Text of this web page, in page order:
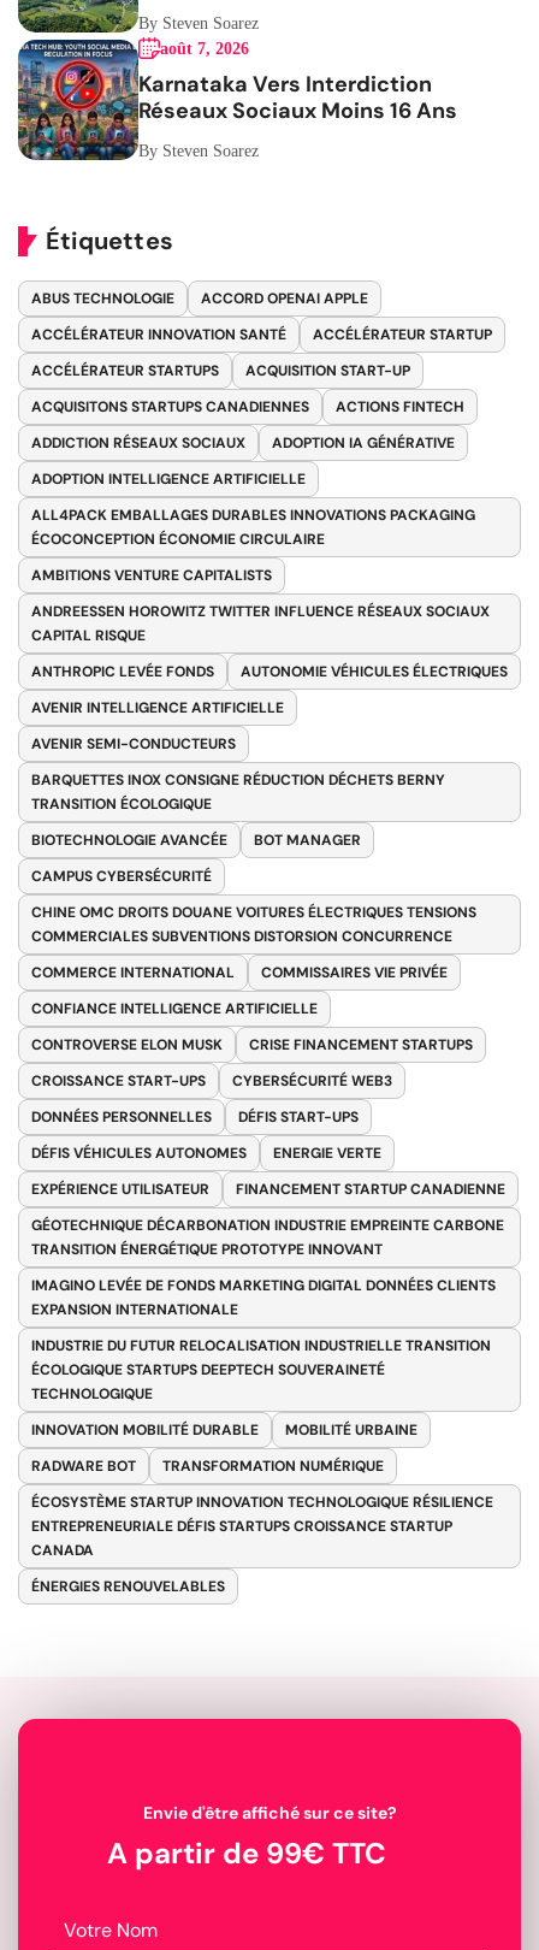
By Steven Soarez
août 7, 2026
Karnataka Vers Interdiction
Réseaux Sociaux Moins 16 Ans
By Steven Soarez
Étiquettes
ABUS TECHNOLOGIE
ACCORD OPENAI APPLE
ACCÉLÉRATEUR INNOVATION SANTÉ
ACCÉLÉRATEUR STARTUP
ACCÉLÉRATEUR STARTUPS
ACQUISITION START-UP
ACQUISITONS STARTUPS CANADIENNES
ACTIONS FINTECH
ADDICTION RÉSEAUX SOCIAUX
ADOPTION IA GÉNÉRATIVE
ADOPTION INTELLIGENCE ARTIFICIELLE
ALL4PACK EMBALLAGES DURABLES INNOVATIONS PACKAGING
ÉCOCONCEPTION ÉCONOMIE CIRCULAIRE
AMBITIONS VENTURE CAPITALISTS
ANDREESSEN HOROWITZ TWITTER INFLUENCE RÉSEAUX SOCIAUX
CAPITAL RISQUE
ANTHROPIC LEVÉE FONDS
AUTONOMIE VÉHICULES ÉLECTRIQUES
AVENIR INTELLIGENCE ARTIFICIELLE
AVENIR SEMI-CONDUCTEURS
BARQUETTES INOX CONSIGNE RÉDUCTION DÉCHETS BERNY
TRANSITION ÉCOLOGIQUE
BIOTECHNOLOGIE AVANCÉE
BOT MANAGER
CAMPUS CYBERSÉCURITÉ
CHINE OMC DROITS DOUANE VOITURES ÉLECTRIQUES TENSIONS
COMMERCIALES SUBVENTIONS DISTORSION CONCURRENCE
COMMERCE INTERNATIONAL
COMMISSAIRES VIE PRIVÉE
CONFIANCE INTELLIGENCE ARTIFICIELLE
CONTROVERSE ELON MUSK
CRISE FINANCEMENT STARTUPS
CROISSANCE START-UPS
CYBERSÉCURITÉ WEB3
DONNÉES PERSONNELLES
DÉFIS START-UPS
DÉFIS VÉHICULES AUTONOMES
ENERGIE VERTE
EXPÉRIENCE UTILISATEUR
FINANCEMENT STARTUP CANADIENNE
GÉOTECHNIQUE DÉCARBONATION INDUSTRIE EMPREINTE CARBONE
TRANSITION ÉNERGÉTIQUE PROTOTYPE INNOVANT
IMAGINO LEVÉE DE FONDS MARKETING DIGITAL DONNÉES CLIENTS
EXPANSION INTERNATIONALE
INDUSTRIE DU FUTUR RELOCALISATION INDUSTRIELLE TRANSITION
ÉCOLOGIQUE STARTUPS DEEPTECH SOUVERAINETÉ
TECHNOLOGIQUE
INNOVATION MOBILITÉ DURABLE
MOBILITÉ URBAINE
RADWARE BOT
TRANSFORMATION NUMÉRIQUE
ÉCOSYSTÈME STARTUP INNOVATION TECHNOLOGIQUE RÉSILIENCE
ENTREPRENEURIALE DÉFIS STARTUPS CROISSANCE STARTUP
CANADA
ÉNERGIES RENOUVELABLES
Envie d'être affiché sur ce site?
A partir de 99€ TTC